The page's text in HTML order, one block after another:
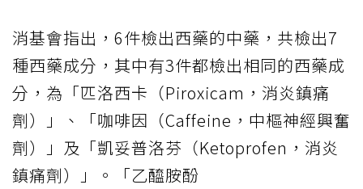
消基會指出，6件檢出西藥的中藥，共檢出7
種西藥成分，其中有3件都檢出相同的西藥成
分，為「匹洛西卡（Piroxicam，消炎鎮痛
劑）」、「咖啡因（Caffeine，中樞神經興奮
劑）」及「凱妥普洛芬（Ketoprofen，消炎
鎮痛劑）」。「乙醯胺酚